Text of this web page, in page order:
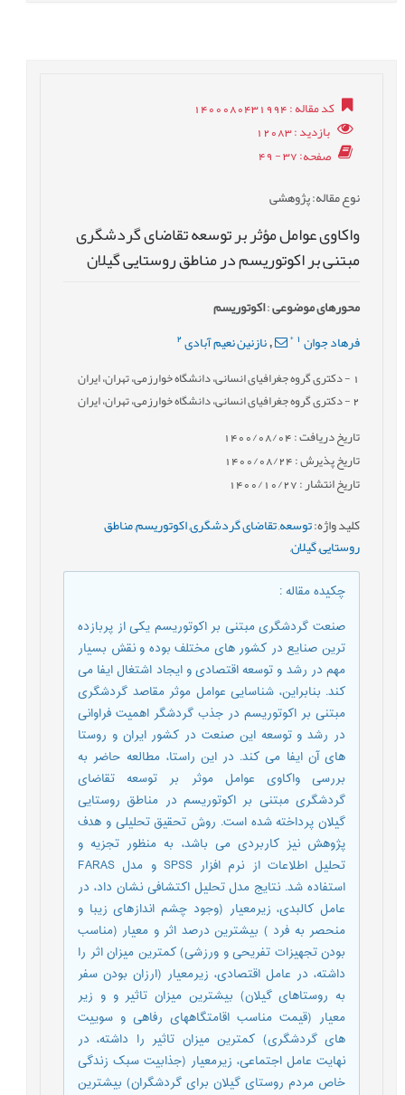
کد مقاله: 1400080431994
بازدید: 12083
صفحه: 37 - 49
نوع مقاله: پژوهشی
واکاوی عوامل مؤثر بر توسعه تقاضای گردشگری
مبتنی بر اکوتوریسم در مناطق روستایی گیلان
محورهای موضوعی:اکوتوریسم
فرهاد جوان *
,نازنین نعیم آبادی 2
- دکتری گروه جغرافیای انسانی، دانشگاه خوارزمی، تهران، ایران
2- دکتری گروه جغرافیای انسانی، دانشگاه خوارزمی، تهران، ایران
تاریخ دریافت : 1400/08/04
تاریخ پذیرش : 1400/08/24
تاریخ انتشار : 1400/10/27
کلید واژه:توسعه,تقاضای گردشگری,اکوتوریسم,مناطق
روستایی,گیلان,
چکیده مقاله:
صنعت گردشگری مبتنی بر اکوتوریسم یکی از پربازده
ترین صنایع در کشور های مختلف بوده و نقش بسیار
مهم در رشد و توسعه اقتصادی و ایجاد اشتغال ایفا می
کند. بنابراین، شناسایی عوامل موثر مقاصد گردشگری
مبتنی بر اکوتوریسم در جذب گردشگر اهمیت فراوانی
در رشد و توسعه این صنعت در کشور ایران و روستا
های آن ایفا می کند. در این راستا، مطالعه حاضر به
بررسی واکاوی عوامل موثر بر توسعه تقاضای
گردشگری مبتنی بر اکوتوریسم در مناطق روستایی
گیلان پرداخته شده است. روش تحقیق تحلیلی و هدف
پژوهش نیز کاربردی می باشد، به منظور تجزیه و
تحلیل اطلاعات از نرم افزار SPSS و مدل FARAS
استفاده شد. نتایج مدل تحلیل اکتشافی نشان داد، در
عامل کالبدی، زیرمعیار (وجود چشم اندازهای زیبا و
منحصر به فرد ) بیشترین درصد اثر و معیار (مناسب
بودن تجهیزات تفریحی و ورزشی) کمترین میزان اثر را
داشته، در عامل اقتصادی، زیرمعیار (ارزان بودن سفر
به روستاهای گیلان) بیشترین میزان تاثیر و و زیر
معیار (قیمت مناسب اقامتگاههای رفاهی و سوییت
های گردشگری) کمترین میزان تاثیر را داشته، در
نهایت عامل اجتماعی، زیرمعیار (جذابیت سبک زندگی
خاص مردم روستای گیلان برای گردشگران) بیشترین